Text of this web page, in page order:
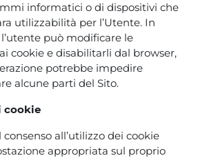
informatici o di dispositivi che
utilizzabilità per l’Utente. In
può modificare le
cookie e disabilitarli dal browser,
potrebbe impedire
alcune parti del Sito.
cookie
all’utilizzo dei cookie
appropriata sul proprio